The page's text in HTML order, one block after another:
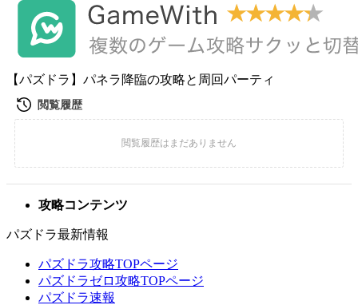
【パズドラ】パネラ降臨の攻略と周回パーティ
攻略コンテンツ
パズドラ最新情報
パズドラ攻略TOPページ
パズドラゼロ攻略TOPページ
パズドラ速報